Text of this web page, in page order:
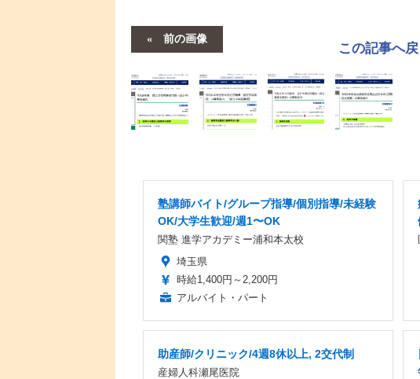
前の画像
この記事へ
塾講師バイト/グループ指導/個別指導/未経験
OK/大学生歓迎/週1〜OK
関塾 進学アカデミー浦和本太校
埼玉県
時給1,400円～2,200円
アルバイト・パート
助産師/クリニック/4週8休以上, 2交代制
産婦人科瀬尾医院